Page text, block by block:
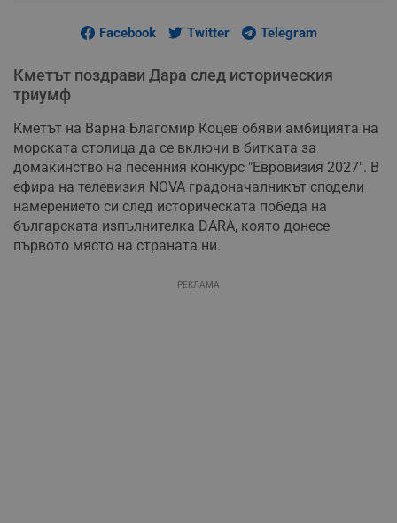
Facebook Twitter Telegram
Кметът поздрави Дара след историческия
триумф
Кметът на Варна Благомир Коцев обяви амбицията на
морската столица да се включи в битката за
домакинство на песенния конкурс "Евровизия 2027". В
ефира на телевизия NOVA градоначалникът сподели
намерението си след историческата победа на
българската изпълнителка DARA, която донесе
първото място на страната ни.
РЕКЛАМА